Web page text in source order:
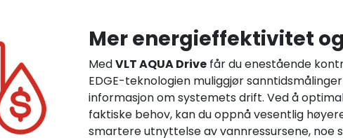
Mer energieffektivitet
MedVLT AQUA Drive får du enestående
EDGE-teknologien muliggjør
informasjon om systemets drift. Ved å
faktiske behov, kan du oppnå vesentlig
smartere utnyttelse av vannressursene,